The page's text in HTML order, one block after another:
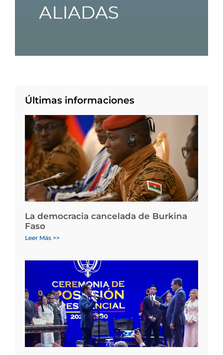
Últimas informaciones
La democracia cancelada de Burkina
Faso
Leer Más >>